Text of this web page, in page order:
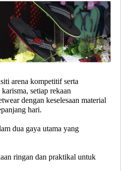
arena kompetitif serta
setiap rekaan
dengan keselesaan material
hari.
dua gaya utama yang
ringan dan praktikal untuk